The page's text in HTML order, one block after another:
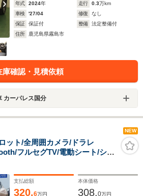
年式 2024年 走行 0.3万km
車検
'27/04 修復
なし
保証
保証付 整備
法定整備付
住所
鹿児島県霧島市
庫確認・見積依頼
カーパレス国分
NEW
ト/全周囲カメラ/ドラレ
フルセグTV/電動シート/シー
駐車支援
支払総額
320.6万円
本体価格
308.0万円